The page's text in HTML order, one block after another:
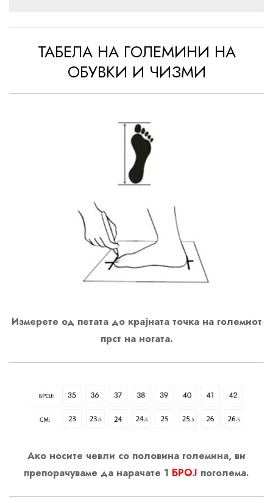
ТАБЕЛА НА ГОЛЕМИНИ НА
ОБУВКИ И ЧИЗМИ
Измерете од петата до крајната точка на големиот
прст на ногата.
Ако носите чевли со половина големина, ви
препорачуваме да нарачате 1 БРОЈ поголема.